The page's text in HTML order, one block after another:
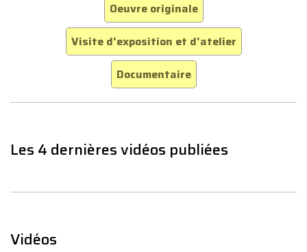
Oeuvre originale
Visite d'exposition et d'atelier
Documentaire
Les 4 dernières vidéos publiées
Vidéos